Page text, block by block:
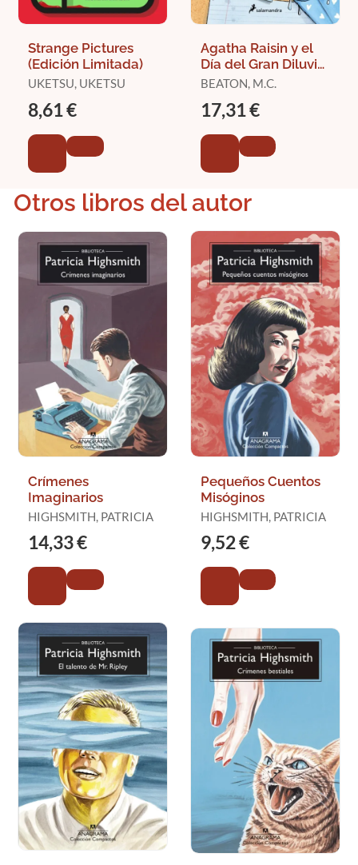
Strange Pictures
(Edición Limitada)
UKETSU, UKETSU
8,61 €
Agatha Raisin y el
Día del Gran Diluvio
(Agatha Raisin 12)
BEATON, M.C.
17,31 €
Otros libros del autor
Crímenes
Imaginarios
HIGHSMITH, PATRICIA
14,33 €
Pequeños Cuentos
Misóginos
HIGHSMITH, PATRICIA
9,52 €